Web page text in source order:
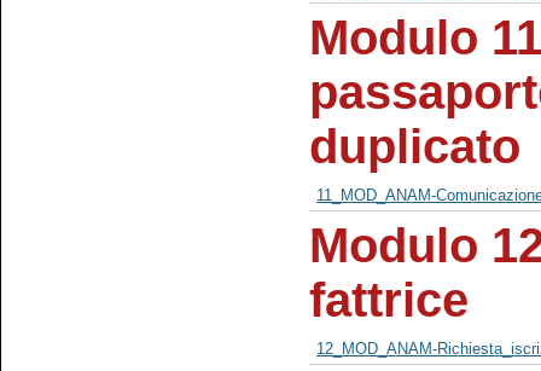
Modulo
duplicato
11_MOD_ANAM-
Modulo
fattrice
12_MOD_ANAM-